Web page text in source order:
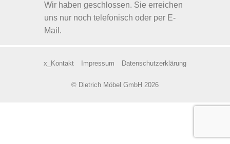
Wir haben geschlossen. Sie erreichen
uns nur noch telefonisch oder per E-
Mail.
x_Kontakt Impressum Datenschutzerklärung
© Dietrich Möbel GmbH 2026